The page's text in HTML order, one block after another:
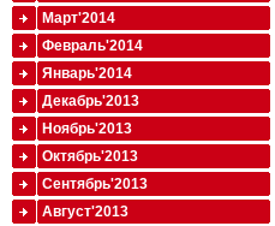
Март'2014
Февраль'2014
Январь'2014
Декабрь'2013
Ноябрь'2013
Октябрь'2013
Сентябрь'2013
Август'2013